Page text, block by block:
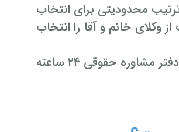
محدودیتی برای انتخاب
وکلای خانم و آقا را انتخاب
با تیم حرفه ای وکیل دفتر مشاوره حقوقی ۲۴ ساعته